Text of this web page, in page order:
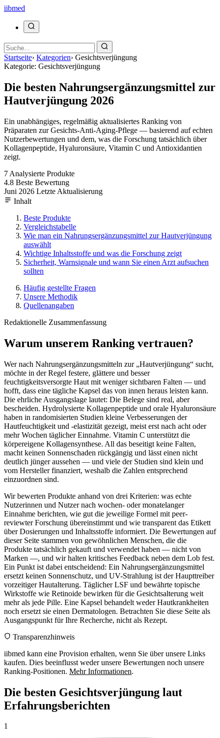
iibmed
Startseite› Kategorien› Gesichtsverjüngung
Kategorie: Gesichtsverjüngung
Die besten Nahrungsergänzungsmittel zur
Hautverjüngung 2026
Ein unabhängiges, regelmäßig aktualisiertes Ranking von
Präparaten zur Gesichts-Anti-Aging-Pflege — basierend auf echten
Nutzerbewertungen und dem, was die Forschung tatsächlich über
Kollagenpeptide, Hyaluronsäure, Vitamin C und Antioxidantien
zeigt.
7 Analysierte Produkte
4.8 Beste Bewertung
Juni 2026 Letzte Aktualisierung
Inhalt
Beste Produkte
Vergleichstabelle
Wie man ein Nahrungsergänzungsmittel zur Hautverjüngung
auswählt
Wichtige Inhaltsstoffe und was die Forschung zeigt
Sicherheit, Warnsignale und wann Sie einen Arzt aufsuchen
sollten
Häufig gestellte Fragen
Unsere Methodik
Quellenangaben
Redaktionelle Zusammenfassung
Warum unserem Ranking vertrauen?
Wer nach Nahrungsergänzungsmitteln zur „Hautverjüngung“ sucht,
möchte in der Regel festere, glättere und besser
feuchtigkeitsversorgte Haut mit weniger sichtbaren Falten — und
hofft, dass eine tägliche Kapsel das von innen heraus leisten kann.
Die ehrliche Ausgangslage lautet: Die Belege sind real, aber
bescheiden. Hydrolysierte Kollagenpeptide und orale Hyaluronsäure
haben in randomisierten Studien kleine Verbesserungen der
Hautfeuchtigkeit und -elastizität gezeigt, meist erst nach acht oder
mehr Wochen täglicher Einnahme. Vitamin C unterstützt die
körpereigene Kollagensynthese. All das beseitigt keine Falten,
macht keinen Sonnenschaden rückgängig und lässt einen nicht
deutlich jünger aussehen — und viele der Studien sind klein und
vom Hersteller finanziert, weshalb die Zahlen entsprechend
einzuordnen sind.
Wir bewerten Produkte anhand von drei Kriterien: was echte
Nutzerinnen und Nutzer nach wochen- oder monatelanger
Einnahme berichten, wie gut die jeweilige Formel mit peer-
reviewter Forschung übereinstimmt und wie transparent das Etikett
über Dosierungen und Inhaltsstoffe informiert. Die Bewertungen auf
dieser Seite stammen von gewöhnlichen Menschen, die die
Produkte tatsächlich gekauft und verwendet haben — nicht von
Marken —, und wir halten kritisches Feedback neben dem Lob fest.
Ein Punkt ist dabei entscheidend: Ein Nahrungsergänzungsmittel
ersetzt keinen Sonnenschutz, und UV-Strahlung ist der Haupttreiber
vorzeitiger Hautalterung. Täglicher LSF und bewährte topische
Wirkstoffe wie Retinoide bewirken für die Gesichtsalterung weit
mehr als jede Pille. Eine Kapsel behandelt weder Hautkrankheiten
noch ersetzt sie einen Dermatologen. Betrachten Sie diese Seite als
Ausgangspunkt für Ihre Recherche, nicht als Rezept.
Transparenzhinweis
iibmed kann eine Provision erhalten, wenn Sie über unsere Links
kaufen. Dies beeinflusst weder unsere Bewertungen noch unsere
Ranking-Positionen. Mehr Informationen.
Die besten Gesichtsverjüngung laut
Erfahrungsberichten
1